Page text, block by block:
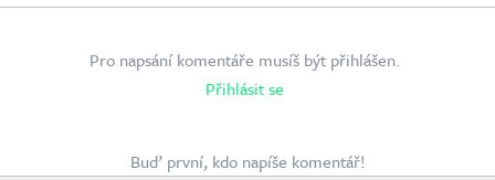
Pro napsání komentáře musíš být přihlášen.
Přihlásit se
Buď první, kdo napíše komentář!